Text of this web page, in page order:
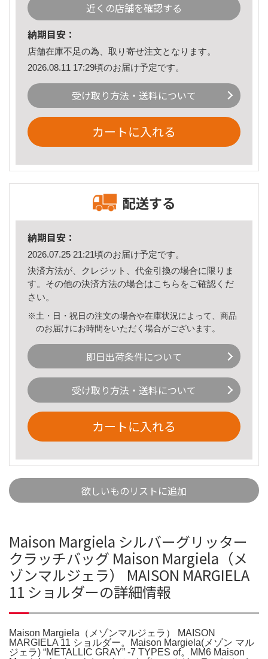
近くの店舗を確認する
納期目安：
店舗在庫不足の為、取り寄せ注文となります。
2026.08.11 17:29頃のお届け予定です。
受け取り方法・送料について
カートに入れる
配送する
納期目安：
2026.07.25 21:21頃のお届け予定です。
決済方法が、クレジット、代金引換の場合に限りま
す。その他の決済方法の場合はこちら をご確認くだ
さい。
※土・日・祝日の注文の場合や在庫状況によって、商品
のお届けにお時間をいただく場合がございます。
即日出荷条件について
受け取り方法・送料について
カートに入れる
欲しいものリストに追加
Maison Margiela シルバーグリッター
クラッチバッグ Maison Margiela（メ
ゾンマルジェラ） MAISON MARGIELA
11 ショルダーの詳細情報
Maison Margiela（メゾンマルジェラ） MAISON
MARGIELA 11 ショルダー。Maison Margiela(メゾン マル
ジェラ) “METALLIC GRAY” -7 TYPES of。MM6 Maison